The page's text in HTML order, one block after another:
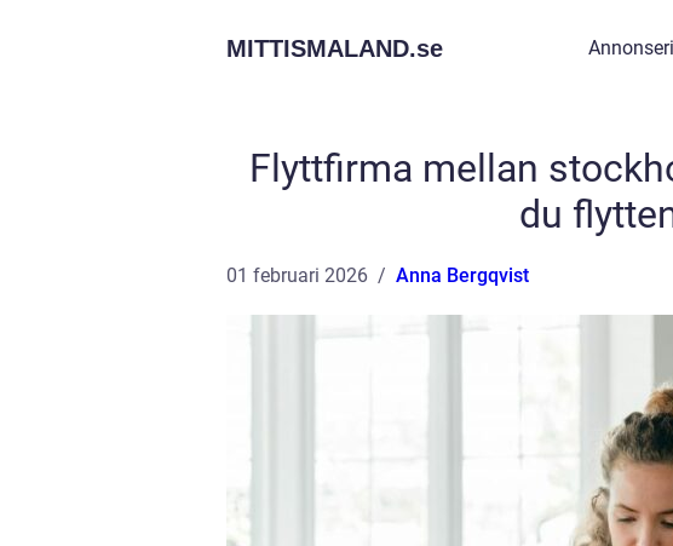
MITTISMALAND.se
Flyttfirma mellan
du
01 februari 2026 Anna Bergqvist